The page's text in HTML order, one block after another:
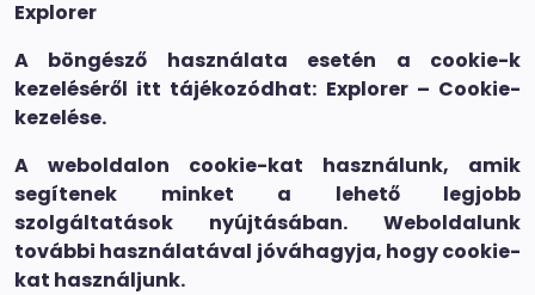
Explorer
A böngésző használata esetén a cookie-k
kezeléséről itt tájékozódhat: Explorer – Cookie-
kezelése.
A weboldalon cookie-kat használunk, amik
segítenek minket a lehető legjobb
szolgáltatások nyújtásában. Weboldalunk
további használatával jóváhagyja, hogy cookie-
kat használjunk.